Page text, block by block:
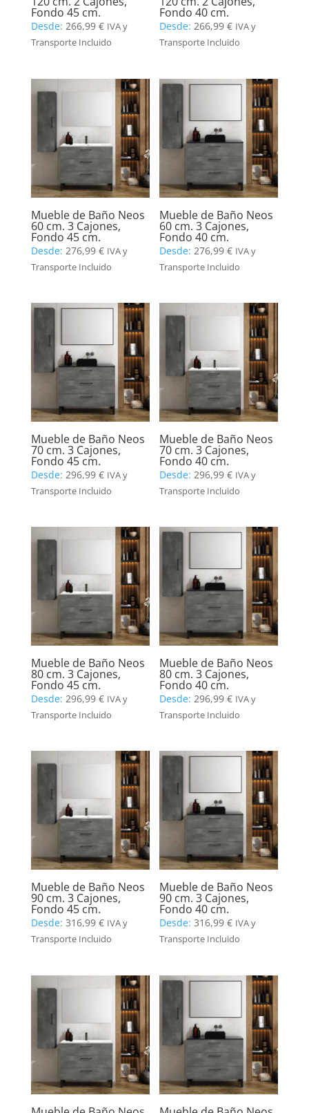
Fondo 45 cm.
Desde: 266,99 € IVA y
Transporte Incluido
Fondo 40 cm.
Desde:266,99€ IVA y
Transporte Incluido
Mueble de Baño Neos
60 cm. 3 Cajones,
Fondo 45 cm.
Desde: 276,99 € IVA y
Transporte Incluido
Mueble de Baño Neos
60 cm. 3 Cajones,
Fondo 40 cm.
Desde: 276,99€ IVA y
Transporte Incluido
Mueble de Baño Neos
70 cm. 3 Cajones,
Fondo 45 cm.
Desde: 296,99 € IVA y
Transporte Incluido
Mueble de Baño Neos
70 cm. 3 Cajones,
Fondo 40 cm.
Desde:296,99€ IVA y
Transporte Incluido
Mueble de Baño Neos
80 cm. 3 Cajones,
Fondo 45 cm.
Desde: 296,99 € IVA y
Transporte Incluido
Mueble de Baño Neos
80 cm. 3 Cajones,
Fondo 40 cm.
Desde:296,99€ IVA y
Transporte Incluido
Mueble de Baño Neos
90 cm. 3 Cajones,
Fondo 45 cm.
Desde: 316,99 € IVA y
Transporte Incluido
Mueble de Baño Neos
90 cm. 3 Cajones,
Fondo 40 cm.
Desde:316,99€ IVA y
Transporte Incluido